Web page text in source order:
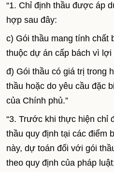
“1. Chỉ định thầu được áp
hợp sau đây:
c) Gói thầu mang tính chất
thuộc dự án cấp bách vì lợi
đ) Gói thầu có giá trị trong
thầu hoặc do yêu cầu đặc
của Chính phủ.”
“3. Trước khi thực hiện chỉ
thầu quy định tại các điểm
này, dự toán đối với gói
theo quy định của pháp